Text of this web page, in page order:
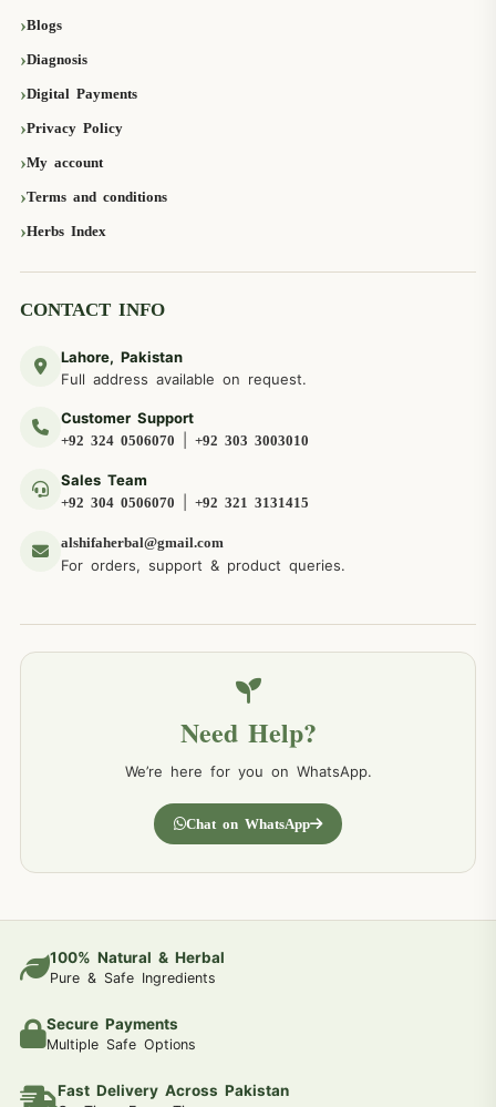
Blogs
Diagnosis
Digital Payments
Privacy Policy
My account
Terms and conditions
Herbs Index
CONTACT INFO
Lahore, Pakistan
Full address available on request.
Customer Support
+92 324 0506070 +92 303 3003010
Sales Team
+92 304 0506070 +92 321 3131415
alshifaherbal@gmail.com
For orders, support & product queries.
Need Help?
We’re here for you on WhatsApp.
Chat on WhatsApp
100% Natural & Herbal
Pure & Safe Ingredients
Secure Payments
Multiple Safe Options
Fast Delivery Across Pakistan